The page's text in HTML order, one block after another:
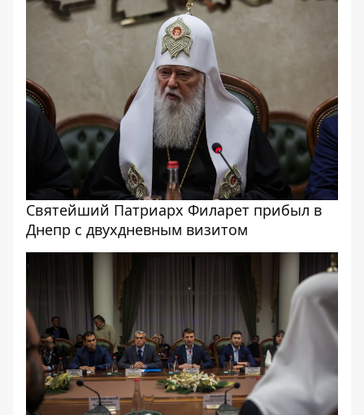
Святейший Патриарх Филарет прибыл в
Днепр с двухдневным визитом